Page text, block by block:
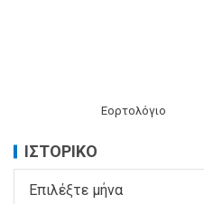
Εορτολόγιο
ΙΣΤΟΡΙΚΌ